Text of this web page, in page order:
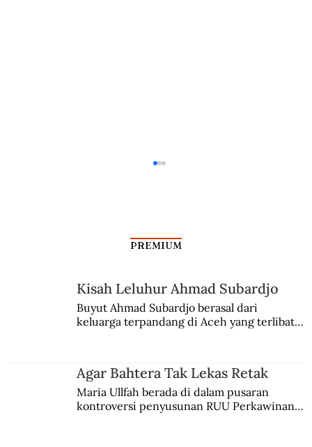
Agar Bahtera Tak Lekas Retak
PREMIUM
Kisah Leluhur Ahmad Subardjo
Buyut Ahmad Subardjo berasal dari
keluarga terpandang di Aceh yang terlibat
Agar Bahtera Tak Lekas Retak
Maria Ullfah berada di dalam pusaran
kontroversi penyusunan RUU Perkawinan.